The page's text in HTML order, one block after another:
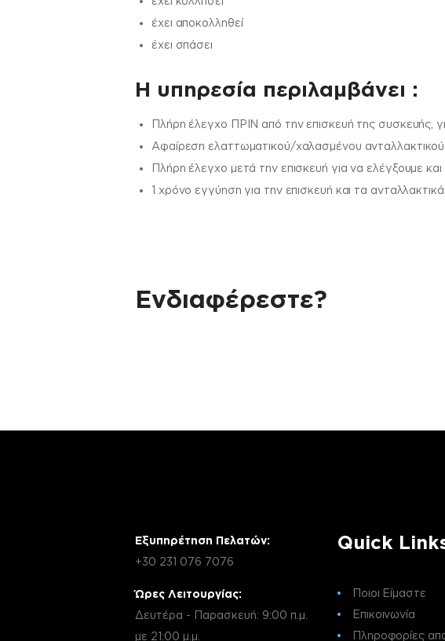
έχει αποκολληθεί
έχει σπάσει
H υπηρεσία περιλαμβάνει :
Πλήρη έλεγχο ΠΡΙΝ από την επισκευή της συσκευής,
Αφαίρεση ελαττωματικού/χαλασμένου ανταλλακτικού
Πλήρη έλεγχο μετά την επισκευή για να ελέγξουμε
1 χρόνο εγγύηση για την επισκευή και τα ανταλλακτικά
Ενδιαφέρεστε?
Εξυπηρέτηση Πελατών:
+30 231 076 7076
Ώρες Λειτουργίας:
Δευτέρα - Παρασκευή: 9:00 π.μ.
με 21:00 μ.μ.
Quick
Ποιοι Είμαστε
Επικοινωνία
Πληροφορίες